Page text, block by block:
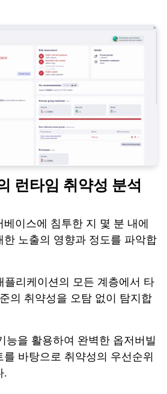
런타임 취약성 분석
베이스에 침투한 지 몇 분 내에
한 노출의 영향과 정도를 파악합
플리케이션의 모든 계층에서 타
의 취약성을 오탐 없이 탐지합
능을 활용하여 완벽한 옵저버빌
를 바탕으로 취약성의 우선순위
.